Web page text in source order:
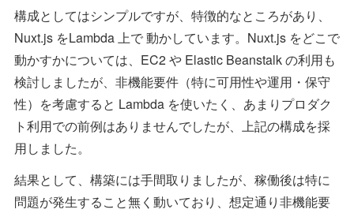
構成としてはシンプルですが、特徴的なところがあり、
Nuxt.js をLambda 上で 動かしています。Nuxt.js をどこで
動かすかについては、EC2 や Elastic Beanstalk の利用も
検討しましたが、非機能要件（特に可用性や運用・保守
性）を考慮すると Lambda を使いたく、あまりプロダク
ト利用での前例はありませんでしたが、上記の構成を採
用しました。
結果として、構築には手間取りましたが、稼働後は特に
問題が発生すること無く動いており、想定通り非機能要